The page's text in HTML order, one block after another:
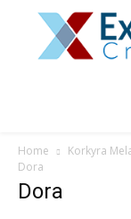
Home
Korkyra
Dora
Dora